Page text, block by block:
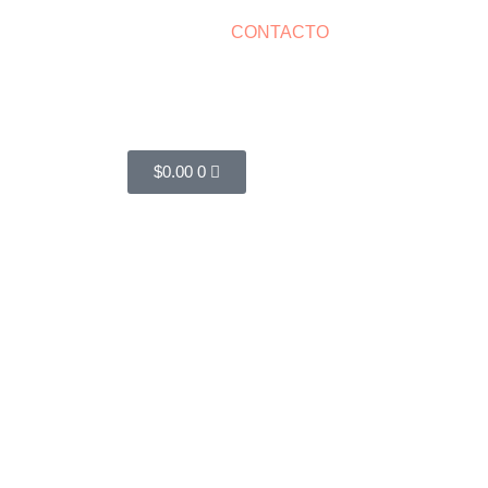
CONTACTO
$0.00 0
Cart